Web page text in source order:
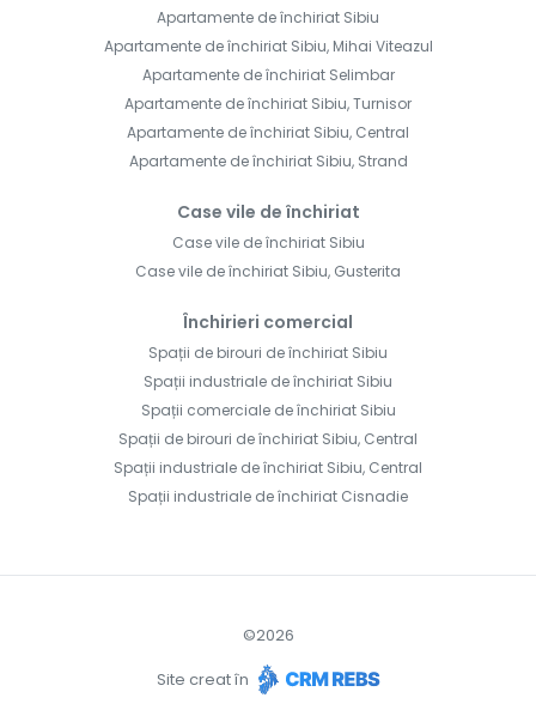
Apartamente de închiriat Sibiu
Apartamente de închiriat Sibiu, Mihai Viteazul
Apartamente de închiriat Selimbar
Apartamente de închiriat Sibiu, Turnisor
Apartamente de închiriat Sibiu, Central
Apartamente de închiriat Sibiu, Strand
Case vile de închiriat
Case vile de închiriat Sibiu
Case vile de închiriat Sibiu, Gusterita
Închirieri comercial
Spații de birouri de închiriat Sibiu
Spații industriale de închiriat Sibiu
Spații comerciale de închiriat Sibiu
Spații de birouri de închiriat Sibiu, Central
Spații industriale de închiriat Sibiu, Central
Spații industriale de închiriat Cisnadie
©2026
Site creat în